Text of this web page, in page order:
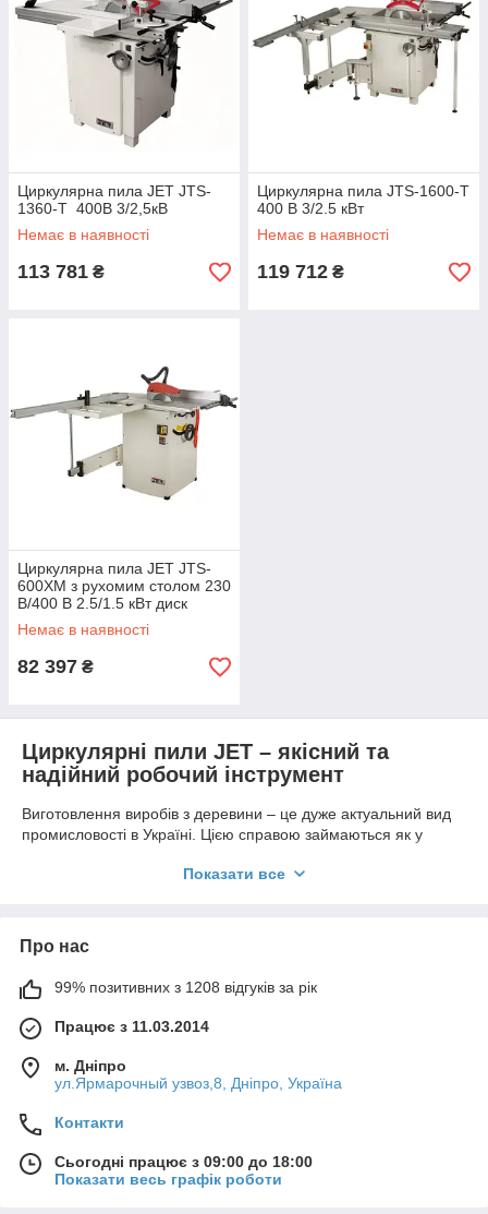
Циркулярна пила JET JTS-
1360-T 400В 3/2,5кВ
Немає в наявності
113 781 ₴
Циркулярна пила JTS-1600-T
400 В 3/2.5 кВт
Немає в наявності
119 712 ₴
Циркулярна пила JET JTS-
600XM з рухомим столом 230
В/400 В 2.5/1.5 кВт диск
250/30 мм
Немає в наявності
82 397 ₴
Циркулярні пили JET – якісний та
надійний робочий інструмент
Виготовлення виробів з деревини – це дуже актуальний вид
промисловості в Україні. Цією справою займаються як у
майстернях, як хобі. Для створення дерев’яних виробів
Якщо ви шукаєте якісне обладнання, яке прослужить вам
виробника дає можливість виконувати пропил матеріалу під
цьому майстер отримує просто безмежні можливості в роботі
якість комплектуючих гарантують можливість використання
обладнання протягом багатьох років.
Циркулярні пили JET: основні різновиди
Сучасні циркулярні верстати JET є компактними і
продуктивними агрегатами, які однаково ефективно можуть
Показати все
Про нас
99% позитивних з 1208 відгуків за рік
Працює з 11.03.2014
м. Дніпро
ул.Ярмарочный узвоз,8, Дніпро, Україна
Контакти
Сьогодні працює з 09:00 до 18:00
Показати весь графік роботи